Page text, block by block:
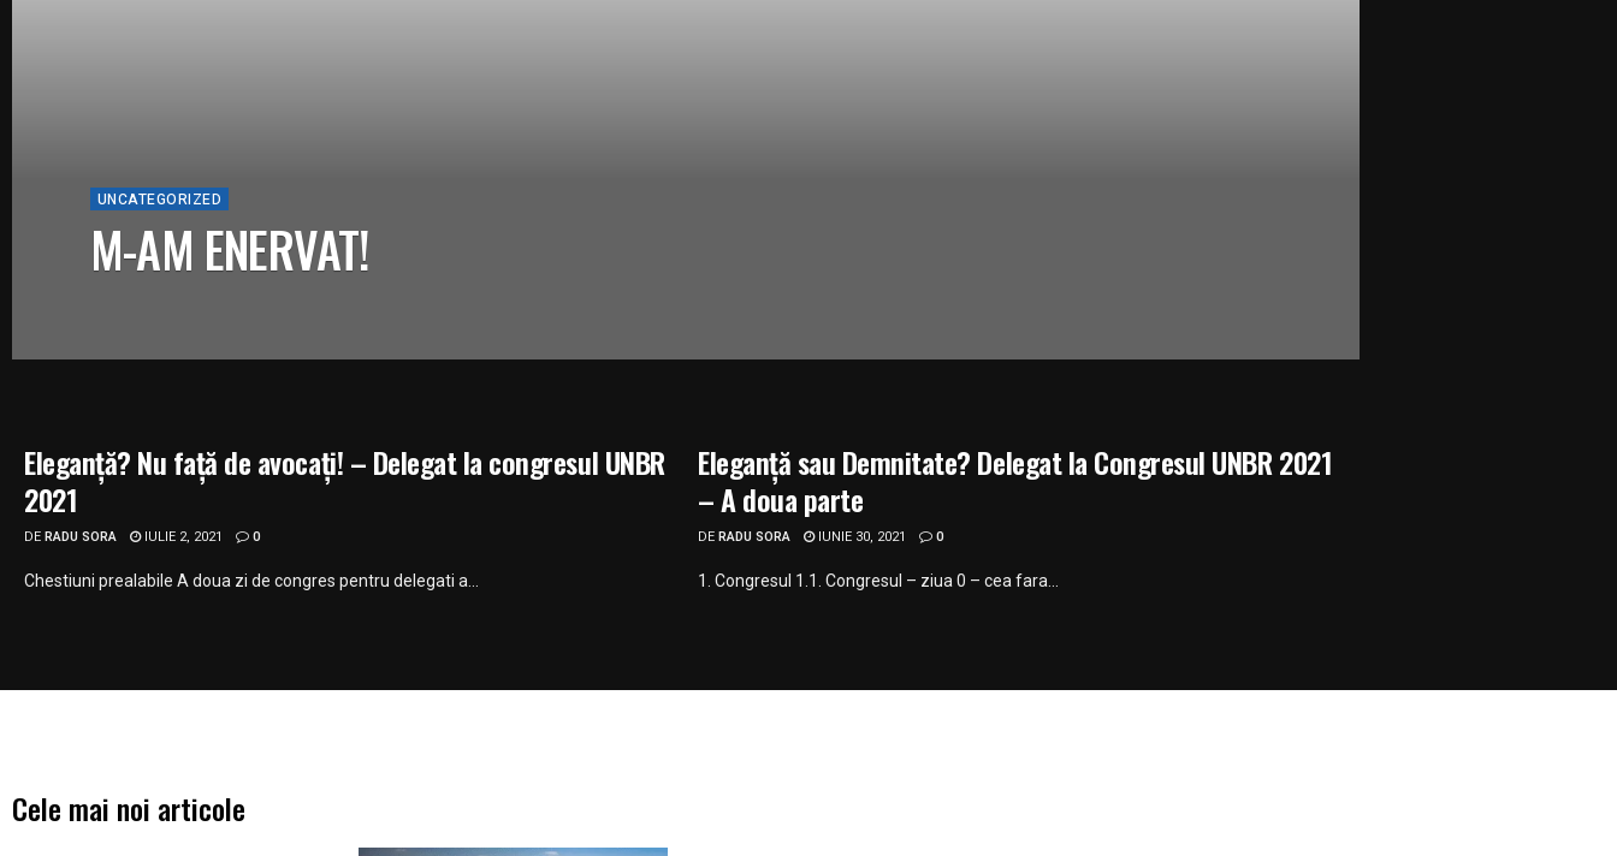
UNCATEGORIZED
M-AM ENERVAT!
Eleganță? Nu față de avocați! – Delegat la congresul UNBR
2021
DERADU SORA IULIE 2, 2021 0
Chestiuni prealabile A doua zi de congres pentru delegati a...
Eleganță sau Demnitate? Delegat la Congresul UNBR 2021
– A doua parte
DERADU SORA IUNIE 30, 2021 0
1. Congresul 1.1. Congresul – ziua 0 – cea fara...
Cele mai noi articole
UNCATEGORIZED